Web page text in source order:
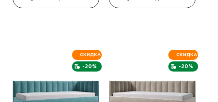
-20%
СКИДКА
-20%
СКИДКА